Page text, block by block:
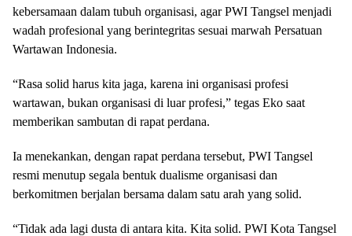
kebersamaan dalam tubuh organisasi, agar PWI Tangsel menjadi
wadah profesional yang berintegritas sesuai marwah Persatuan
Wartawan Indonesia.
“Rasa solid harus kita jaga, karena ini organisasi profesi
wartawan, bukan organisasi di luar profesi,” tegas Eko saat
memberikan sambutan di rapat perdana.
Ia menekankan, dengan rapat perdana tersebut, PWI Tangsel
resmi menutup segala bentuk dualisme organisasi dan
berkomitmen berjalan bersama dalam satu arah yang solid.
“Tidak ada lagi dusta di antara kita. Kita solid. PWI Kota Tangsel